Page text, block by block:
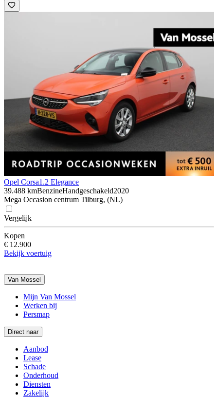
Opel Corsa1.2 Elegance
39.488 kmBenzineHandgeschakeld2020
Mega Occasion centrum Tilburg, (NL)
Vergelijk
Kopen
€ 12.900
Bekijk voertuig
Van Mossel
Mijn Van Mossel
Werken bij
Persmap
Direct naar
Aanbod
Lease
Schade
Onderhoud
Diensten
Zakelijk